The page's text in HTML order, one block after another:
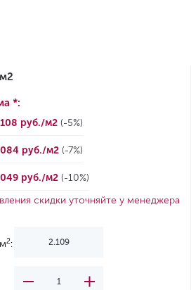
*:
руб./м2 (-5%)
руб./м2 (-7%)
руб./м2 (-10%)
скидки уточняйте у менеджера
2: